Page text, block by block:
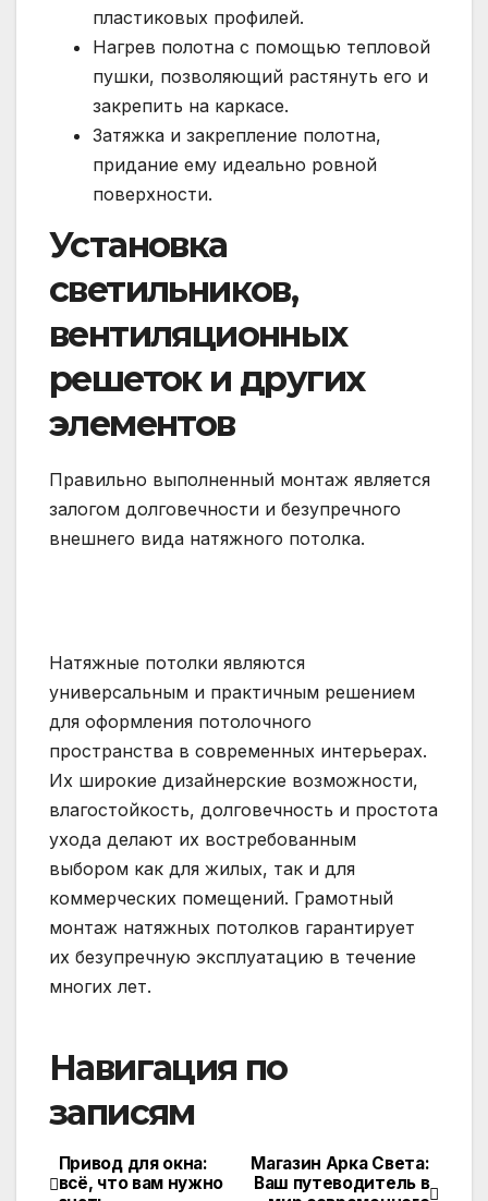
пластиковых профилей.
Нагрев полотна с помощью тепловой
пушки, позволяющий растянуть его и
закрепить на каркасе.
Затяжка и закрепление полотна,
придание ему идеально ровной
поверхности.
Установка
светильников,
вентиляционных
решеток и других
элементов
Правильно выполненный монтаж является
залогом долговечности и безупречного
внешнего вида натяжного потолка.
Натяжные потолки являются
универсальным и практичным решением
для оформления потолочного
пространства в современных интерьерах.
Их широкие дизайнерские возможности,
влагостойкость, долговечность и простота
ухода делают их востребованным
выбором как для жилых, так и для
коммерческих помещений. Грамотный
монтаж натяжных потолков гарантирует
их безупречную эксплуатацию в течение
многих лет.
Навигация по
записям
Магазин Арка Света:
Ваш путеводитель в
Привод для окна:
всё, что вам нужно